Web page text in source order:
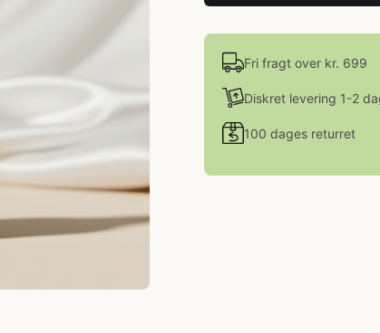
Fri fragt over kr. 699
Diskret levering 1-2
100 dages returret